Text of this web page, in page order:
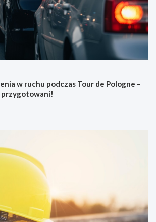
w ruchu podczas Tour de Pologne –
przygotowani!